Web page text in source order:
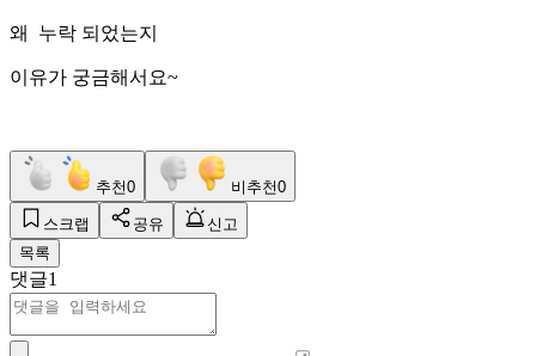
왜 누락 되었는지
이유가 궁금해서요~
추천0 비추천0
스크랩 공유
신고
목록
댓글1